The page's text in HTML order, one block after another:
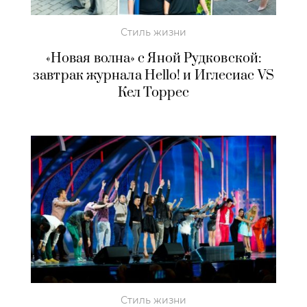
Стиль жизни
«Новая волна» с Яной Рудковской:
завтрак журнала Hello! и Иглесиас VS
Кел Торрес
Стиль жизни